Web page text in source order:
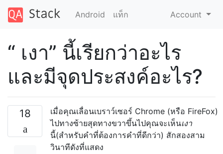
Android แท็ก Account
“ เงา” นี้เรียกว่าอะไร
และมีจุดประสงค์อะไร?
18
เมื่อคุณเลื่อนเบราว์เซอร์ Chrome (หรือ FireFox)
ไปทางซ้ายสุดทางขวาขึ้นไปคุณจะเห็นเงา
นี้(สำหรับคำที่ต้องการคำที่ดีกว่า) สักสองสาม
วินาทีดังที่แสดง